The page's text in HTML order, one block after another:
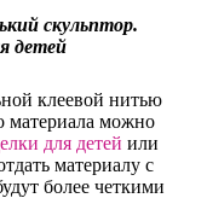
клеевой нитью
материала можно
для детей или
материалу с
более четкими